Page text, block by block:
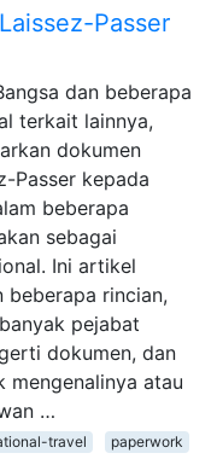
Passer
dan beberapa
terkait lainnya,
dokumen
Passer kepada
beberapa
sebagai
Ini artikel
beberapa rincian,
pejabat
dokumen, dan
mengenalinya atau
…
travel
paperwork